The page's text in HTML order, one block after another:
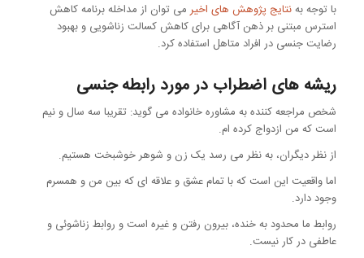
با توجه بهنتایج پژوهش های اخیرمی توان از مداخله برنامه کاهش
استرس مبتنی بر ذهن آگاهی برای کاهش کسالت زناشویی و بهبود
رضایت جنسی در افراد متاهل استفاده کرد.
ریشه های اضطراب در مورد رابطه جنسی
شخص مراجعه کننده به مشاوره خانواده می گوید: تقریبا سه سال و نیم
است که من ازدواج کرده ام.
از نظر دیگران، به نظر می رسد یک زن و شوهر خوشبخت هستیم.
اما واقعیت این است که با تمام عشق و علاقه ای که بین من و همسرم
وجود دارد.
روابط ما محدود به خنده، بیرون رفتن و غیره است و روابط زناشوئی و
عاطفی در کار نیست.